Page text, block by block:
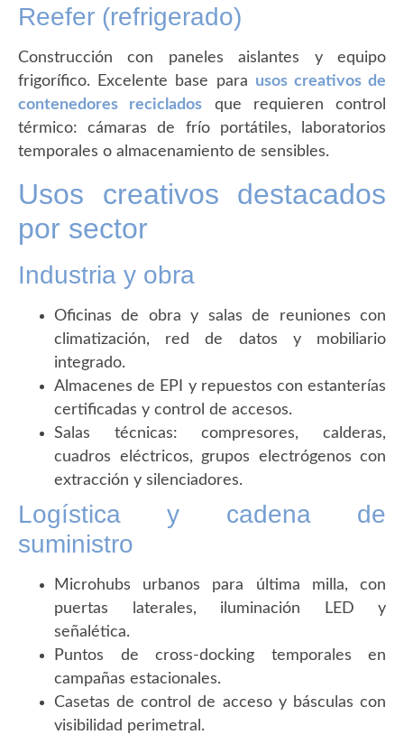
Reefer (refrigerado)
Construcción con paneles aislantes y equipo
frigorífico. Excelente base para usos creativos de
contenedores reciclados que requieren control
térmico: cámaras de frío portátiles, laboratorios
temporales o almacenamiento de sensibles.
Usos creativos destacados
por sector
Industria y obra
Oficinas de obra y salas de reuniones con
climatización, red de datos y mobiliario
integrado.
Almacenes de EPI y repuestos con estanterías
certificadas y control de accesos.
Salas técnicas: compresores, calderas,
cuadros eléctricos, grupos electrógenos con
extracción y silenciadores.
Logística y cadena de
suministro
Microhubs urbanos para última milla, con
puertas laterales, iluminación LED y
señalética.
Puntos de cross-docking temporales en
campañas estacionales.
Casetas de control de acceso y básculas con
visibilidad perimetral.